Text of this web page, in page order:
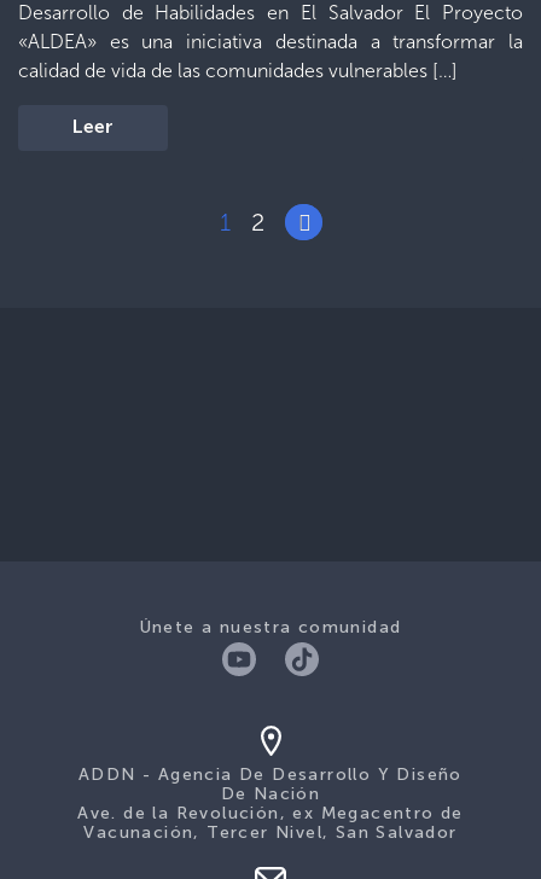
Desarrollo de Habilidades en El Salvador El Proyecto
«ALDEA» es una iniciativa destinada a transformar la
calidad de vida de las comunidades vulnerables […]
Leer
1 2
Únete a nuestra comunidad
ADDN - Agencia De Desarrollo Y Diseño
De Nación
Ave. de la Revolución, ex Megacentro de
Vacunación, Tercer Nivel, San Salvador